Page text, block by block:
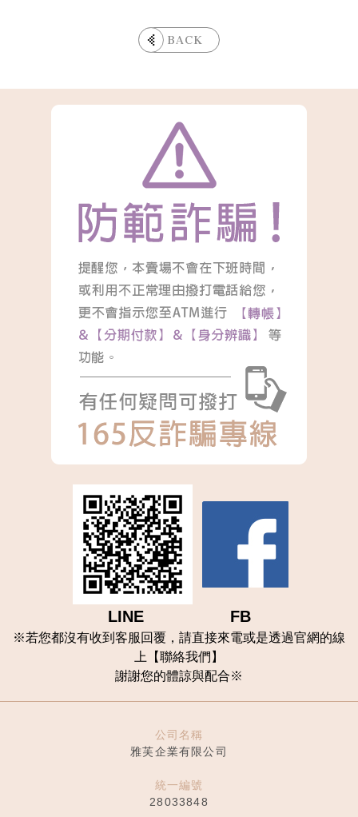
BACK
LINE FB
※若您都沒有收到客服回覆，請直接來電或是透過官網的線
上【聯絡我們 】
謝謝您的體諒與配合※
公司名稱
雅芙企業有限公司
統一編號
28033848